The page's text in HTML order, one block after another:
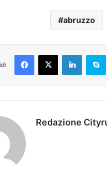
abruzzo
Redazione